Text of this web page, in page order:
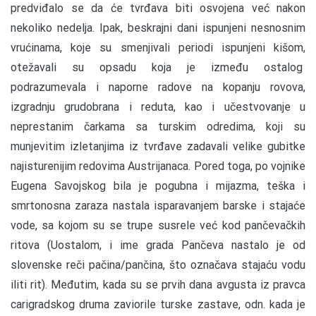
predviđalo se da će tvrđava biti osvojena već nakon
nekoliko nedelja. Ipak, beskrajni dani ispunjeni nesnosnim
vrućinama, koje su smenjivali periodi ispunjeni kišom,
otežavali su opsadu koja je između ostalog
podrazumevala i naporne radove na kopanju rovova,
izgradnju grudobrana i reduta, kao i učestvovanje u
neprestanim čarkama sa turskim odredima, koji su
munjevitim izletanjima iz tvrđave zadavali velike gubitke
najisturenijim redovima Austrijanaca. Pored toga, po vojnike
Eugena Savojskog bila je pogubna i mijazma, teška i
smrtonosna zaraza nastala isparavanjem barske i stajaće
vode, sa kojom su se trupe susrele već kod pančevačkih
ritova (Uostalom, i ime grada Pančeva nastalo je od
slovenske reči pačina/pančina, što označava stajaću vodu
iliti rit). Međutim, kada su se prvih dana avgusta iz pravca
carigradskog druma zaviorile turske zastave, odn. kada je